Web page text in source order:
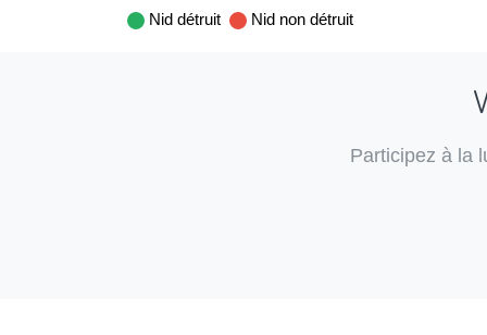
Nid détruit
Nid non détruit
Participez à la